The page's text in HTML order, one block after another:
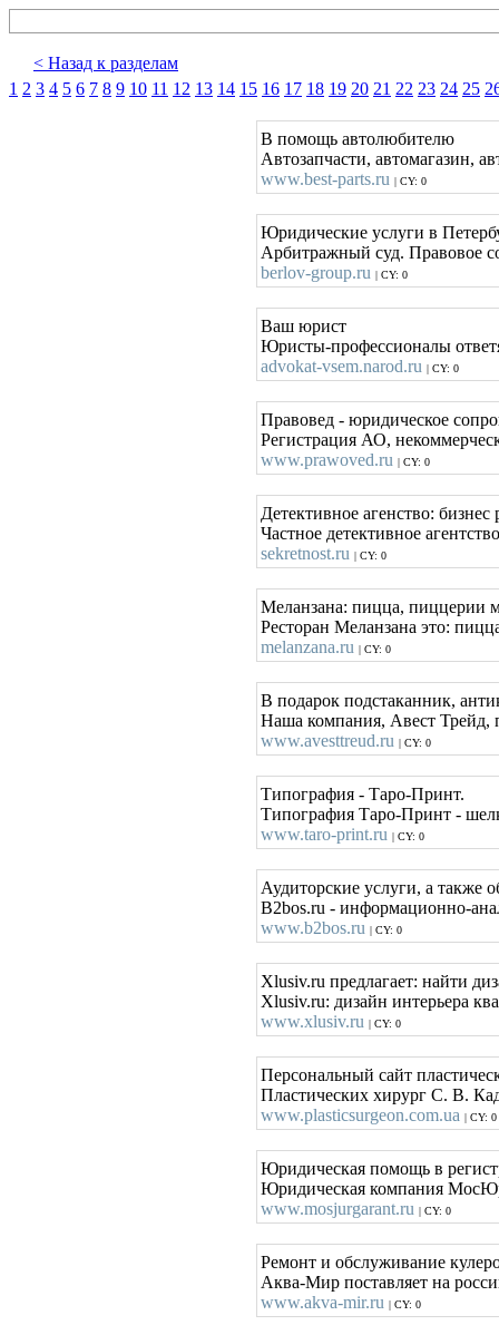
< Назад к разделам
1 2 3 4 5 6 7 8 9 10 11 12 13 14 15 16 17 18 19 20 21 22 23 24 25
В помощь автолюбителю
Автозапчасти, автомагазин,
www.best-parts.ru | CY: 0
Юридические услуги в
Арбитражный суд. Правовое
berlov-group.ru | CY: 0
Ваш юрист
Юристы-профессионалы
advokat-vsem.narod.ru | CY: 0
Правовед - юридическое
Регистрация АО,
www.prawoved.ru | CY: 0
Детективное агенство: бизнес
Частное детективное
sekretnost.ru | CY: 0
Меланзана: пицца, пиццерии
Ресторан Меланзана это:
melanzana.ru | CY: 0
В подарок подстаканник,
Наша компания, Авест Трейд,
www.avesttreud.ru | CY: 0
Типография - Таро-Принт.
Типография Таро-Принт -
www.taro-print.ru | CY: 0
Аудиторские услуги, а также
B2bos.ru - информационно-
www.b2bos.ru | CY: 0
Xlusiv.ru предлагает: найти
Xlusiv.ru: дизайн интерьера
www.xlusiv.ru | CY: 0
Персональный сайт
Пластических хирург С. В.
www.plasticsurgeon.com.ua | CY: 0
Юридическая помощь в
Юридическая компания
www.mosjurgarant.ru | CY: 0
Ремонт и обслуживание
Аква-Мир поставляет на
www.akva-mir.ru | CY: 0